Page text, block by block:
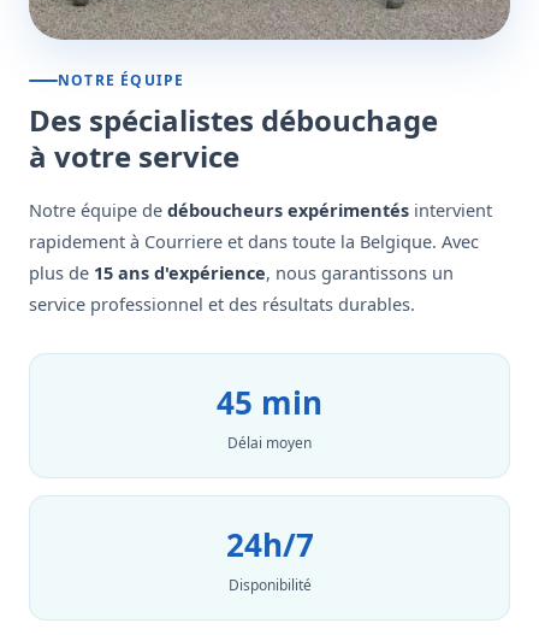
NOTRE ÉQUIPE
Des spécialistes débouchage
à votre service
Notre équipe de déboucheurs expérimentés intervient
rapidement à Courriere et dans toute la Belgique. Avec
plus de 15 ans d'expérience, nous garantissons un
service professionnel et des résultats durables.
45 min
Délai moyen
24h/7
Disponibilité